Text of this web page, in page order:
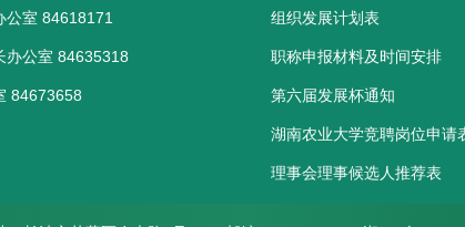
公室 84618171
办公室 84635318
84673658
组织发展计划表
职称申报材料及时间安排
第六届发展杯通知
湖南农业大学竞聘岗位申请
理事会理事候选人推荐表